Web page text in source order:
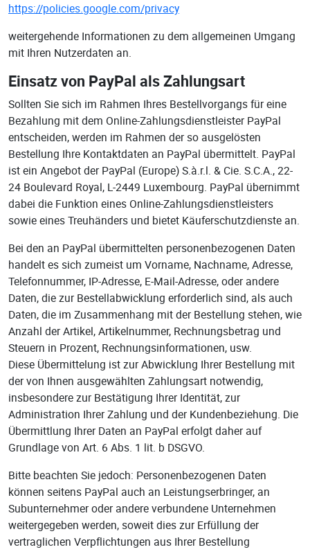
https://policies.google.com/privacy
weitergehende Informationen zu dem allgemeinen Umgang
mit Ihren Nutzerdaten an.
Einsatz von PayPal als Zahlungsart
Sollten Sie sich im Rahmen Ihres Bestellvorgangs für eine
Bezahlung mit dem Online-Zahlungsdienstleister PayPal
entscheiden, werden im Rahmen der so ausgelösten
Bestellung Ihre Kontaktdaten an PayPal übermittelt. PayPal
ist ein Angebot der PayPal (Europe) S.à.r.l. & Cie. S.C.A., 22-
24 Boulevard Royal, L-2449 Luxembourg. PayPal übernimmt
dabei die Funktion eines Online-Zahlungsdienstleisters
sowie eines Treuhänders und bietet Käuferschutzdienste an.
Bei den an PayPal übermittelten personenbezogenen Daten
handelt es sich zumeist um Vorname, Nachname, Adresse,
Telefonnummer, IP-Adresse, E-Mail-Adresse, oder andere
Daten, die zur Bestellabwicklung erforderlich sind, als auch
Daten, die im Zusammenhang mit der Bestellung stehen, wie
Anzahl der Artikel, Artikelnummer, Rechnungsbetrag und
Steuern in Prozent, Rechnungsinformationen, usw.
Diese Übermittelung ist zur Abwicklung Ihrer Bestellung mit
der von Ihnen ausgewählten Zahlungsart notwendig,
insbesondere zur Bestätigung Ihrer Identität, zur
Administration Ihrer Zahlung und der Kundenbeziehung. Die
Übermittlung Ihrer Daten an PayPal erfolgt daher auf
Grundlage von Art. 6 Abs. 1 lit. b DSGVO.
Bitte beachten Sie jedoch: Personenbezogenen Daten
können seitens PayPal auch an Leistungserbringer, an
Subunternehmer oder andere verbundene Unternehmen
weitergegeben werden, soweit dies zur Erfüllung der
vertraglichen Verpflichtungen aus Ihrer Bestellung